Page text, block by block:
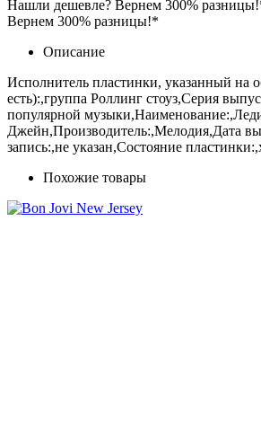
Нашли дешевле? Вернем 300%
Вернем 300% разницы!*
Описание
Исполнитель пластинки, указанный на
есть):,группа Роллинг стоуз,Серия
популярной
Джейн,Производитель:,Мелодия,Дата
запись:,не указан,Состояние
Похожие товары